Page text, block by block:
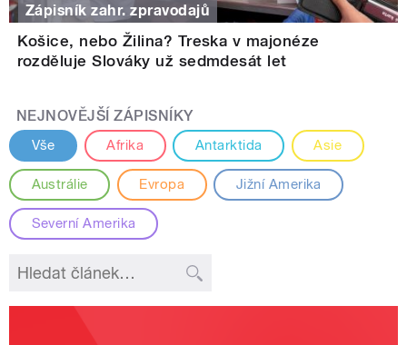
Zápisník zahr. zpravodajů
Košice, nebo Žilina? Treska v majonéze
rozděluje Slováky už sedmdesát let
NEJNOVĚJŠÍ ZÁPISNÍKY
Vše Afrika Antarktida Asie
Austrálie Evropa Jižní Amerika
Severní Amerika